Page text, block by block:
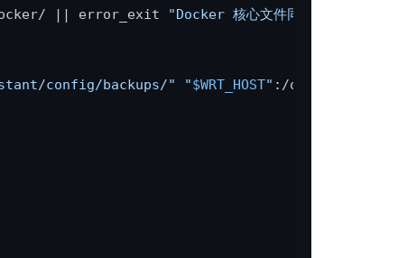
|| error_exit "Docker 核心文件同步出错"
config/backups/" "$WRT_HOST" :/opt/Docker/